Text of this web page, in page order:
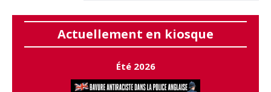
Actuellement en kiosque
Été 2026